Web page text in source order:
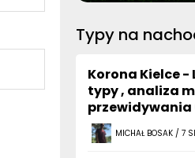
Typy na
Korona Kielce -
typy , analiza
przewidywania
MICHAŁ BOSAK / 7